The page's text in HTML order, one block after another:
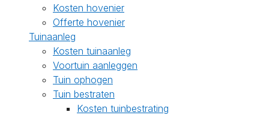
Kosten hovenier
Offerte hovenier
Tuinaanleg
Kosten tuinaanleg
Voortuin aanleggen
Tuin ophogen
Tuin bestraten
Kosten tuinbestrating